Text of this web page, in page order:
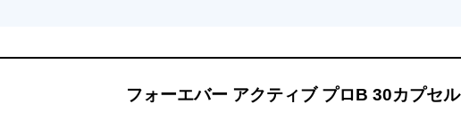
フォーエバー アクティブ プロB 30カプセル